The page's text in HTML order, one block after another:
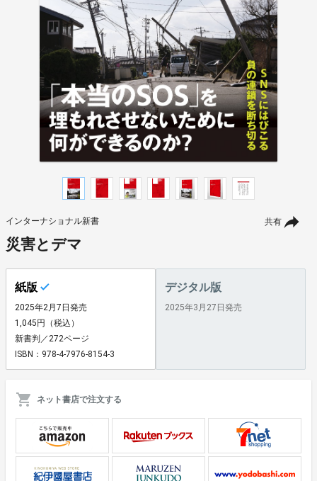
共有
インターナショナル新書
災害とデマ
紙版
2025年2月7日発売
1,045円（税込）
新書判／272ページ
ISBN：978-4-7976-8154-3
デジタル版
2025年3月27日発売
ネット書店で注文する